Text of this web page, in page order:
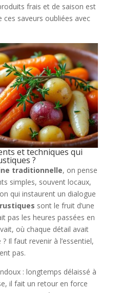
frais et de saison est
saveurs oubliées avec
et techniques qui
?
traditionnelle, on pense
simples, souvent locaux,
qui instaurent un dialogue
sont le fruit d’une
pas les heures passées en
où chaque détail avait
Il faut revenir à l’essentiel,
pas.
: longtemps délaissé à
il fait un retour en force